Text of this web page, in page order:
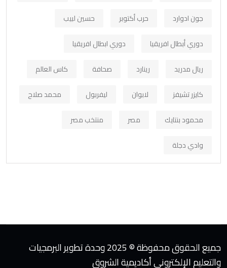
جون ادوارد
حرب أكتوبر
حسين لبيب
دوري أبطال افريقيا
دوري ابطال افريقيا
ريال مدريد
رينارد صحافة
كاس العالم
كايزر تشيفز
لابوان ليفربول
محمد صلاح
محمود بنتايك
مصر
منتخب مصر
وادي دجلة
جميع الحقوق محفوظة © 2025 وحدة تطوير البرمجيات
والتعليم الإلكتروني أكاديمية الشروق